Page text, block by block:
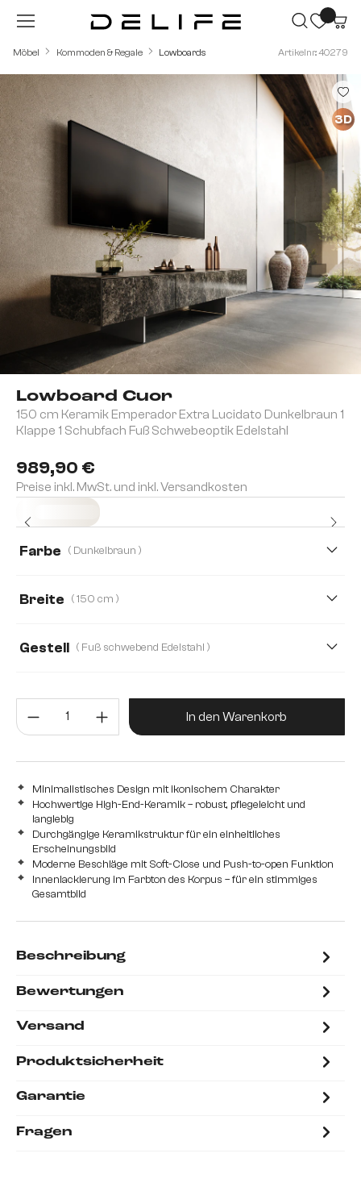
Zum Hauptinhalt springen
Möbel Kommoden & Regale Lowboards Artikelnr.: 40279
Lowboard Cuor
150 cm Keramik Emperador Extra Lucidato Dunkelbraun 1
Klappe 1 Schubfach Fuß Schwebeoptik Edelstahl
989,90 €
Preise inkl. MwSt. und inkl. Versandkosten
Farbe ( Dunkelbraun )
Breite ( 150 cm )
Gestell ( Fuß schwebend Edelstahl )
Produkt Anzahl: Gib den
In den Warenkorb
Minimalistisches Design mit ikonischem Charakter
Hochwertige High-End-Keramik – robust, pflegeleicht und
langlebig
Durchgängige Keramikstruktur für ein einheitliches
Erscheinungsbild
Moderne Beschläge mit Soft-Close und Push-to-open Funktion
Innenlackierung im Farbton des Korpus – für ein stimmiges
Gesamtbild
Bildergalerie überspringen
3D
Beschreibung
Bewertungen
Versand
Produktsicherheit
Garantie
Fragen